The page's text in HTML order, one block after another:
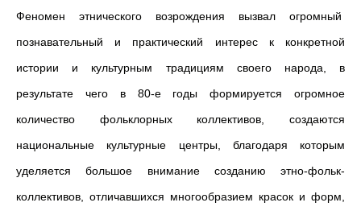
Феномен этнического возрождения вызвал огромный
познавательный и практический интерес к конкретной
истории и культурным традициям своего народа, в
результате чего в 80-е годы формируется огромное
количество фольклорных коллективов, создаются
национальные культурные центры, благодаря которым
уделяется большое внимание созданию этно-фольк-
коллективов, отличавшихся многообразием красок и форм,